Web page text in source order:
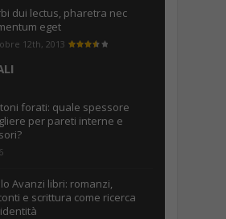
dui lectus, pharetra nec
eget
12th, 2013
forati: quale spessore
per pareti interne e
Avanzi libri: romanzi,
e scrittura come ricerca